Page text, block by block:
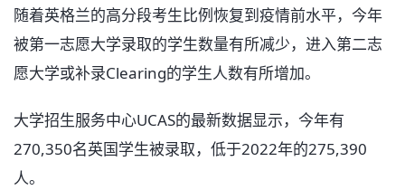
随着英格兰的高分段考生比例恢复到疫情前水平，今年
被第一志愿大学录取的学生数量有所减少，进入第二志
愿大学或补录Clearing的学生人数有所增加。
大学招生服务中心UCAS的最新数据显示，今年有
270,350名英国学生被录取，低于2022年的275,390
人。